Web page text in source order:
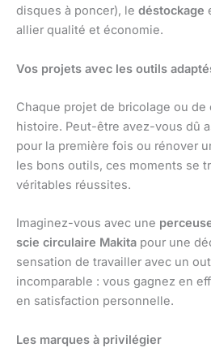
disques à poncer), le déstockage
allier qualité et économie.
Vos projets avec les outils
Chaque projet de bricolage ou
histoire. Peut-être avez-vous dû
pour la première fois ou rénover
les bons outils, ces moments se
véritables réussites.
Imaginez-vous avec une
scie circulaire Makita pour une
sensation de travailler avec un
incomparable : vous gagnez en
en satisfaction personnelle.
Les marques à privilégier